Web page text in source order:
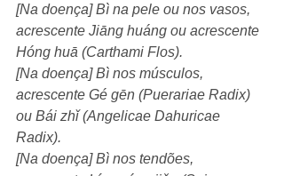
[Na doença] Bì na pele ou nos vasos,
acrescente Jiāng huáng ou acrescente
Hóng huā (Carthami Flos).
[Na doença] Bì nos músculos,
acrescente Gé gēn (Puerariae Radix)
ou Bái zhǐ (Angelicae Dahuricae
Radix).
[Na doença] Bì nos tendões,